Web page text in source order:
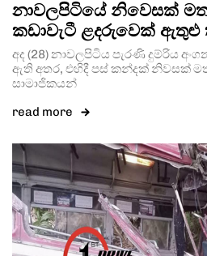
නාවලපිටියේ නිවෙසක්
කඩාවැටී ළදරුවෙක්
අද (28) නාවලපිටිය පැරණි දුම්රිය
ඇති අතර, එහිදී පස් කන්දක් නිවසක්
සාමාජිකයන්
read more